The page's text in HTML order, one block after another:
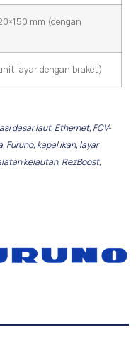
mm (dengan
layar dengan braket)
dasar laut, Ethernet, FCV-
, Furuno, kapal ikan, layar
kelautan, RezBoost,